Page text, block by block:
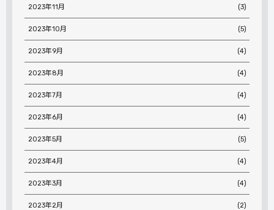
2023年11月 (3)
2023年10月 (5)
2023年9月 (4)
2023年8月 (4)
2023年7月 (4)
2023年6月 (4)
2023年5月 (5)
2023年4月 (4)
2023年3月 (4)
2023年2月 (2)